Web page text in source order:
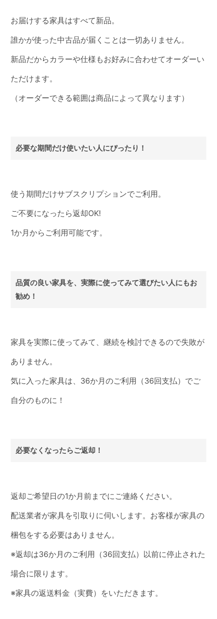
お届けする家具はすべて新品。
誰かが使った中古品が届くことは一切ありません。
新品だからカラーや仕様もお好みに合わせてオーダーい
ただけます。
（オーダーできる範囲は商品によって異なります）
必要な期間だけ使いたい人にぴったり！
使う期間だけサブスクリプションでご利用。
ご不要になったら返却OK!
1か月からご利用可能です。
品質の良い家具を、実際に使ってみて選びたい人にもお
勧め！
家具を実際に使ってみて、継続を検討できるので失敗が
ありません。
気に入った家具は、36か月のご利用（36回支払）でご
自分のものに！
必要なくなったらご返却！
返却ご希望日の1か月前までにご連絡ください。
配送業者が家具を引取りに伺いします。お客様が家具の
梱包をする必要はありません。
※返却は36か月のご利用（36回支払）以前に停止された
場合に限ります。
※家具の返送料金（実費）をいただきます。